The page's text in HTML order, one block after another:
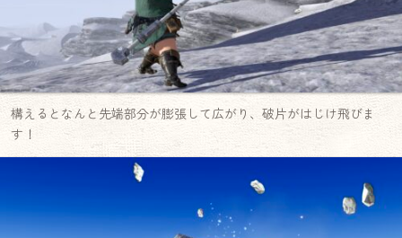
構えるとなんと先端部分が膨張して広がり、破片がはじけ飛びま
す！